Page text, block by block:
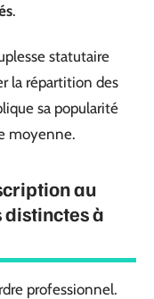
.
statutaire
la répartition des
sa popularité
moyenne.
au
à
professionnel.